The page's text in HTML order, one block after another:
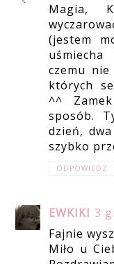
Magia,
(jestem
czemu
których
^^
sposób.
dzień,
szybko
ODPOWIEDZ
EWKIKI 3
Fajnie
Miło u